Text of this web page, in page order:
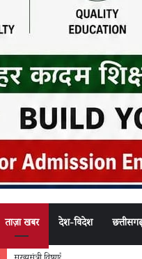
ताज़ा खबर देश-विदेश